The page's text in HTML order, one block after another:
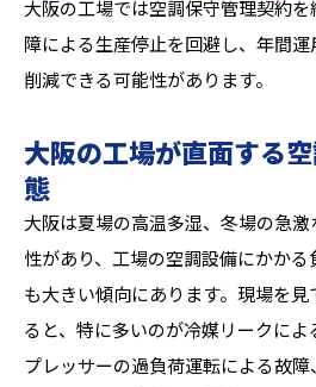
大阪の工場では空調保守管理契約
障による生産停止を回避し、年間
削減できる可能性があります。
大阪の工場が直面する
態
大阪は夏場の高温多湿、冬場の急
性があり、工場の空調設備にかか
も大きい傾向にあります。現場を
ると、特に多いのが冷媒リークに
プレッサーの過負荷運転による故